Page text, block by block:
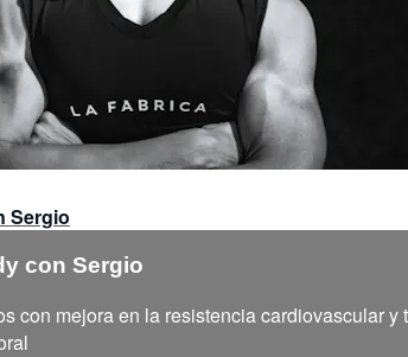
Sergio
con Sergio
con mejora en la resistencia cardiovascular